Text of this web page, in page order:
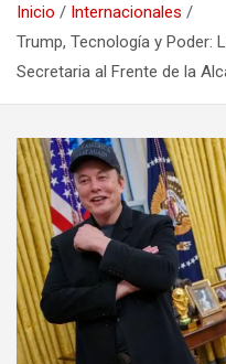
Inicio
Internacionales
Trump, Tecnología y Poder:
Secretaria al Frente de la